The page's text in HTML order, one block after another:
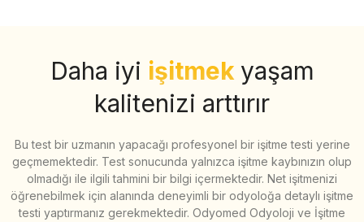
Daha iyi işitmek yaşam
kalitenizi arttırır
Bu test bir uzmanın yapacağı profesyonel bir işitme testi yerine
geçmemektedir. Test sonucunda yalnızca işitme kaybınızın olup
olmadığı ile ilgili tahmini bir bilgi içermektedir. Net işitmenizi
öğrenebilmek için alanında deneyimli bir odyoloğa detaylı işitme
testi yaptırmanız gerekmektedir. Odyomed Odyoloji ve İşitme